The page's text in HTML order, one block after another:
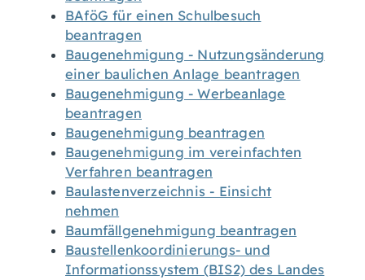
BAföG für einen Schulbesuch
beantragen
Baugenehmigung - Nutzungsänderung
einer baulichen Anlage beantragen
Baugenehmigung - Werbeanlage
beantragen
Baugenehmigung beantragen
Baugenehmigung im vereinfachten
Verfahren beantragen
Baulastenverzeichnis - Einsicht
nehmen
Baumfällgenehmigung beantragen
Baustellenkoordinierungs- und
Informationssystem (BIS2) des Landes